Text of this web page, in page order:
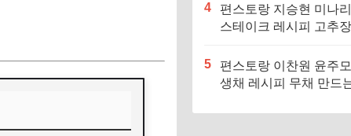
4
편스토랑 지승현 미나
스테이크 레시피 고추
5
편스토랑 이찬원 윤주
생채 레시피 무채 만드